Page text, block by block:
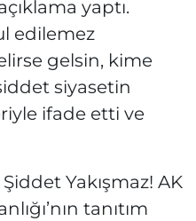
yaptı.
edilemez
gelsin, kime
siyasetin
ifade etti ve
Yakışmaz! AK
tanıtım